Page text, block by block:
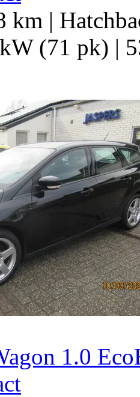
km |
(71 pk) |
1.0